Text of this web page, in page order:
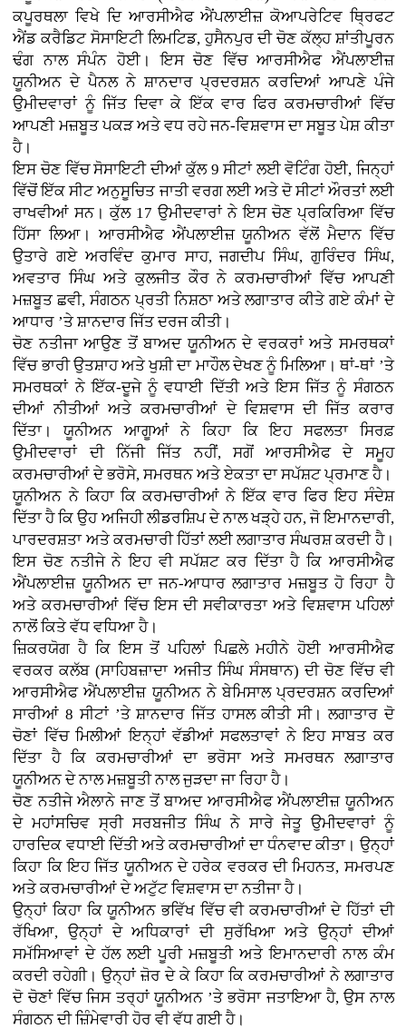
ਕਪੂਰਥਲਾ ਵਿਖੇ ਦਿ ਆਰਸੀਐਫ ਐਂਪਲਾਈਜ਼ ਕੋਆਪਰੇਟਿਵ ਥ੍ਰਿਫਟ
ਐਂਡ ਕਰੈਡਿਟ ਸੋਸਾਇਟੀ ਲਿਮਟਿਡ, ਹੁਸੈਨਪੁਰ ਦੀ ਚੋਣ ਕੱਲ੍ਹ ਸ਼ਾਂਤੀਪੂਰਨ
ਢੰਗ ਨਾਲ ਸੰਪੰਨ ਹੋਈ। ਇਸ ਚੋਣ ਵਿੱਚ ਆਰਸੀਐਫ ਐਂਪਲਾਈਜ਼
ਯੂਨੀਅਨ ਦੇ ਪੈਨਲ ਨੇ ਸ਼ਾਨਦਾਰ ਪ੍ਰਦਰਸ਼ਨ ਕਰਦਿਆਂ ਆਪਣੇ ਪੰਜੇ
ਉਮੀਦਵਾਰਾਂ ਨੂੰ ਜਿੱਤ ਦਿਵਾ ਕੇ ਇੱਕ ਵਾਰ ਫਿਰ ਕਰਮਚਾਰੀਆਂ ਵਿੱਚ
ਆਪਣੀ ਮਜ਼ਬੂਤ ਪਕੜ ਅਤੇ ਵਧ ਰਹੇ ਜਨ-ਵਿਸ਼ਵਾਸ ਦਾ ਸਬੂਤ ਪੇਸ਼ ਕੀਤਾ
ਹੈ।
ਇਸ ਚੋਣ ਵਿੱਚ ਸੋਸਾਇਟੀ ਦੀਆਂ ਕੁੱਲ 9 ਸੀਟਾਂ ਲਈ ਵੋਟਿੰਗ ਹੋਈ, ਜਿਨ੍ਹਾਂ
ਵਿੱਚੋਂ ਇੱਕ ਸੀਟ ਅਨੁਸੂਚਿਤ ਜਾਤੀ ਵਰਗ ਲਈ ਅਤੇ ਦੋ ਸੀਟਾਂ ਔਰਤਾਂ ਲਈ
ਰਾਖਵੀਆਂ ਸਨ। ਕੁੱਲ 17 ਉਮੀਦਵਾਰਾਂ ਨੇ ਇਸ ਚੋਣ ਪ੍ਰਕਿਰਿਆ ਵਿੱਚ
ਹਿੱਸਾ ਲਿਆ। ਆਰਸੀਐਫ ਐਂਪਲਾਈਜ਼ ਯੂਨੀਅਨ ਵੱਲੋਂ ਮੈਦਾਨ ਵਿੱਚ
ਉਤਾਰੇ ਗਏ ਅਰਵਿੰਦ ਕੁਮਾਰ ਸਾਹ, ਜਗਦੀਪ ਸਿੰਘ, ਗੁਰਿੰਦਰ ਸਿੰਘ,
ਅਵਤਾਰ ਸਿੰਘ ਅਤੇ ਕੁਲਜੀਤ ਕੌਰ ਨੇ ਕਰਮਚਾਰੀਆਂ ਵਿੱਚ ਆਪਣੀ
ਮਜ਼ਬੂਤ ਛਵੀ, ਸੰਗਠਨ ਪ੍ਰਤੀ ਨਿਸ਼ਠਾ ਅਤੇ ਲਗਾਤਾਰ ਕੀਤੇ ਗਏ ਕੰਮਾਂ ਦੇ
ਆਧਾਰ ’ਤੇ ਸ਼ਾਨਦਾਰ ਜਿੱਤ ਦਰਜ ਕੀਤੀ।
ਚੋਣ ਨਤੀਜਾ ਆਉਣ ਤੋਂ ਬਾਅਦ ਯੂਨੀਅਨ ਦੇ ਵਰਕਰਾਂ ਅਤੇ ਸਮਰਥਕਾਂ
ਵਿੱਚ ਭਾਰੀ ਉਤਸ਼ਾਹ ਅਤੇ ਖੁਸ਼ੀ ਦਾ ਮਾਹੌਲ ਦੇਖਣ ਨੂੰ ਮਿਲਿਆ। ਥਾਂ-ਥਾਂ ’ਤੇ
ਸਮਰਥਕਾਂ ਨੇ ਇੱਕ-ਦੂਜੇ ਨੂੰ ਵਧਾਈ ਦਿੱਤੀ ਅਤੇ ਇਸ ਜਿੱਤ ਨੂੰ ਸੰਗਠਨ
ਦੀਆਂ ਨੀਤੀਆਂ ਅਤੇ ਕਰਮਚਾਰੀਆਂ ਦੇ ਵਿਸ਼ਵਾਸ ਦੀ ਜਿੱਤ ਕਰਾਰ
ਦਿੱਤਾ। ਯੂਨੀਅਨ ਆਗੂਆਂ ਨੇ ਕਿਹਾ ਕਿ ਇਹ ਸਫਲਤਾ ਸਿਰਫ਼
ਉਮੀਦਵਾਰਾਂ ਦੀ ਨਿੱਜੀ ਜਿੱਤ ਨਹੀਂ, ਸਗੋਂ ਆਰਸੀਐਫ ਦੇ ਸਮੂਹ
ਕਰਮਚਾਰੀਆਂ ਦੇ ਭਰੋਸੇ, ਸਮਰਥਨ ਅਤੇ ਏਕਤਾ ਦਾ ਸਪੱਸ਼ਟ ਪ੍ਰਮਾਣ ਹੈ।
ਯੂਨੀਅਨ ਨੇ ਕਿਹਾ ਕਿ ਕਰਮਚਾਰੀਆਂ ਨੇ ਇੱਕ ਵਾਰ ਫਿਰ ਇਹ ਸੰਦੇਸ਼
ਦਿੱਤਾ ਹੈ ਕਿ ਉਹ ਅਜਿਹੀ ਲੀਡਰਸ਼ਿਪ ਦੇ ਨਾਲ ਖੜ੍ਹੇ ਹਨ, ਜੋ ਇਮਾਨਦਾਰੀ,
ਪਾਰਦਰਸ਼ਤਾ ਅਤੇ ਕਰਮਚਾਰੀ ਹਿੱਤਾਂ ਲਈ ਲਗਾਤਾਰ ਸੰਘਰਸ਼ ਕਰਦੀ ਹੈ।
ਇਸ ਚੋਣ ਨਤੀਜੇ ਨੇ ਇਹ ਵੀ ਸਪੱਸ਼ਟ ਕਰ ਦਿੱਤਾ ਹੈ ਕਿ ਆਰਸੀਐਫ
ਐਂਪਲਾਈਜ਼ ਯੂਨੀਅਨ ਦਾ ਜਨ-ਆਧਾਰ ਲਗਾਤਾਰ ਮਜ਼ਬੂਤ ਹੋ ਰਿਹਾ ਹੈ
ਅਤੇ ਕਰਮਚਾਰੀਆਂ ਵਿੱਚ ਇਸ ਦੀ ਸਵੀਕਾਰਤਾ ਅਤੇ ਵਿਸ਼ਵਾਸ ਪਹਿਲਾਂ
ਨਾਲੋਂ ਕਿਤੇ ਵੱਧ ਵਧਿਆ ਹੈ।
ਜ਼ਿਕਰਯੋਗ ਹੈ ਕਿ ਇਸ ਤੋਂ ਪਹਿਲਾਂ ਪਿਛਲੇ ਮਹੀਨੇ ਹੋਈ ਆਰਸੀਐਫ
ਵਰਕਰ ਕਲੱਬ (ਸਾਹਿਬਜ਼ਾਦਾ ਅਜੀਤ ਸਿੰਘ ਸੰਸਥਾਨ) ਦੀ ਚੋਣ ਵਿੱਚ ਵੀ
ਆਰਸੀਐਫ ਐਂਪਲਾਈਜ਼ ਯੂਨੀਅਨ ਨੇ ਬੇਮਿਸਾਲ ਪ੍ਰਦਰਸ਼ਨ ਕਰਦਿਆਂ
ਸਾਰੀਆਂ 8 ਸੀਟਾਂ ’ਤੇ ਸ਼ਾਨਦਾਰ ਜਿੱਤ ਹਾਸਲ ਕੀਤੀ ਸੀ। ਲਗਾਤਾਰ ਦੋ
ਚੋਣਾਂ ਵਿੱਚ ਮਿਲੀਆਂ ਇਨ੍ਹਾਂ ਵੱਡੀਆਂ ਸਫਲਤਾਵਾਂ ਨੇ ਇਹ ਸਾਬਤ ਕਰ
ਦਿੱਤਾ ਹੈ ਕਿ ਕਰਮਚਾਰੀਆਂ ਦਾ ਭਰੋਸਾ ਅਤੇ ਸਮਰਥਨ ਲਗਾਤਾਰ
ਯੂਨੀਅਨ ਦੇ ਨਾਲ ਮਜ਼ਬੂਤੀ ਨਾਲ ਜੁੜਦਾ ਜਾ ਰਿਹਾ ਹੈ।
ਚੋਣ ਨਤੀਜੇ ਐਲਾਨੇ ਜਾਣ ਤੋਂ ਬਾਅਦ ਆਰਸੀਐਫ ਐਂਪਲਾਈਜ਼ ਯੂਨੀਅਨ
ਦੇ ਮਹਾਂਸਚਿਵ ਸ੍ਰੀ ਸਰਬਜੀਤ ਸਿੰਘ ਨੇ ਸਾਰੇ ਜੇਤੂ ਉਮੀਦਵਾਰਾਂ ਨੂੰ
ਹਾਰਦਿਕ ਵਧਾਈ ਦਿੱਤੀ ਅਤੇ ਕਰਮਚਾਰੀਆਂ ਦਾ ਧੰਨਵਾਦ ਕੀਤਾ। ਉਨ੍ਹਾਂ
ਕਿਹਾ ਕਿ ਇਹ ਜਿੱਤ ਯੂਨੀਅਨ ਦੇ ਹਰੇਕ ਵਰਕਰ ਦੀ ਮਿਹਨਤ, ਸਮਰਪਣ
ਅਤੇ ਕਰਮਚਾਰੀਆਂ ਦੇ ਅਟੁੱਟ ਵਿਸ਼ਵਾਸ ਦਾ ਨਤੀਜਾ ਹੈ।
ਉਨ੍ਹਾਂ ਕਿਹਾ ਕਿ ਯੂਨੀਅਨ ਭਵਿੱਖ ਵਿੱਚ ਵੀ ਕਰਮਚਾਰੀਆਂ ਦੇ ਹਿੱਤਾਂ ਦੀ
ਰੱਖਿਆ, ਉਨ੍ਹਾਂ ਦੇ ਅਧਿਕਾਰਾਂ ਦੀ ਸੁਰੱਖਿਆ ਅਤੇ ਉਨ੍ਹਾਂ ਦੀਆਂ
ਸਮੱਸਿਆਵਾਂ ਦੇ ਹੱਲ ਲਈ ਪੂਰੀ ਮਜ਼ਬੂਤੀ ਅਤੇ ਇਮਾਨਦਾਰੀ ਨਾਲ ਕੰਮ
ਕਰਦੀ ਰਹੇਗੀ। ਉਨ੍ਹਾਂ ਜ਼ੋਰ ਦੇ ਕੇ ਕਿਹਾ ਕਿ ਕਰਮਚਾਰੀਆਂ ਨੇ ਲਗਾਤਾਰ
ਦੋ ਚੋਣਾਂ ਵਿੱਚ ਜਿਸ ਤਰ੍ਹਾਂ ਯੂਨੀਅਨ ’ਤੇ ਭਰੋਸਾ ਜਤਾਇਆ ਹੈ, ਉਸ ਨਾਲ
ਸੰਗਠਨ ਦੀ ਜ਼ਿੰਮੇਵਾਰੀ ਹੋਰ ਵੀ ਵੱਧ ਗਈ ਹੈ।